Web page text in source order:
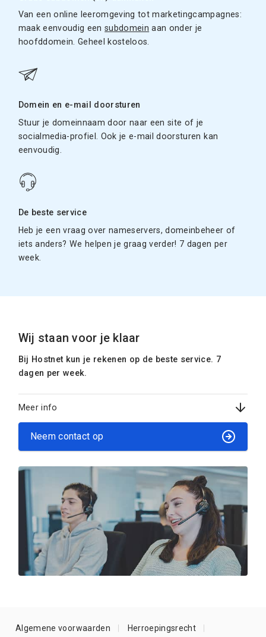
Van een online leeromgeving tot marketingcampagnes:
maak eenvoudig eensubdomein aan onder je
hoofddomein. Geheel kosteloos.
Domein en e-mail doorsturen
Stuur je domeinnaam door naar een site of je
socialmedia-profiel. Ook je e-mail doorsturen kan
eenvoudig.
De beste service
Heb je een vraag over nameservers, domeinbeheer of
iets anders? We helpen je graag verder! 7 dagen per
week.
Wij staan voor je klaar
Bij Hostnet kun je rekenen op de beste service. 7
dagen per week.
Meer info
Neem contact op
Algemene voorwaarden Herroepingsrecht